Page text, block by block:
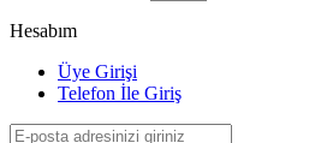
Hesabım
Üye Girişi
Telefon İle Giriş